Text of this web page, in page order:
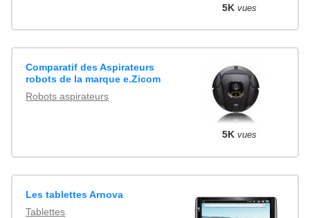
5K vues
Comparatif des Aspirateurs
robots de la marque e.Zicom
Robots aspirateurs
5K vues
Les tablettes Arnova
Tablettes